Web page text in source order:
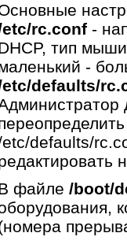
rc.conf -
тип
-
defaults/
defaults/
файле /boot/